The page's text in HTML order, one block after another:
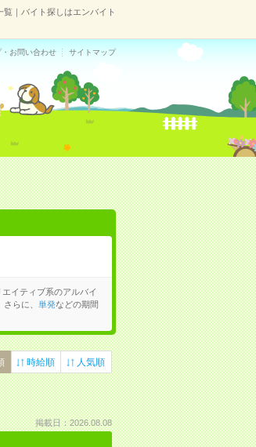
｜バイト探しはエンバイト
お問い合わせ サイトマップ
イティブ系のアルバイ
らに、 単発などの期間
時給順 人気順
掲載日：2026.08.08